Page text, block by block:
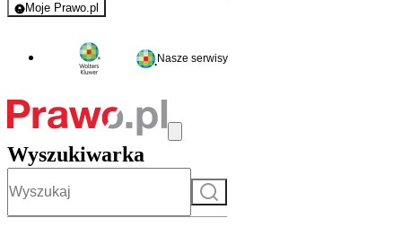
Moje Prawo.pl
- rejestracja i logowanie do serwisu
Nasze serwisy
Wyszukiwarka
Szukaj